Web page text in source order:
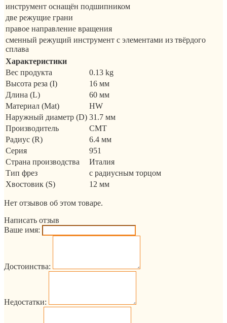
инструмент оснащён подшипником
две режущие грани
правое направление вращения
сменный режущий инструмент с элементами из твёрдого
сплава
Характеристики
Вес продукта
0.13 kg
Высота реза (I)
16 мм
Длина (L)
60 мм
Материал (Mat)
HW
Наружный диаметр (D) 31.7 мм
Производитель
CMT
Радиус (R)
6.4 мм
Серия
951
Страна производства
Италия
Тип фрез
с радиусным торцом
Хвостовик (S)
12 мм
Нет отзывов об этом товаре.
Написать отзыв
Ваше имя:
Достоинства:
Недостатки: